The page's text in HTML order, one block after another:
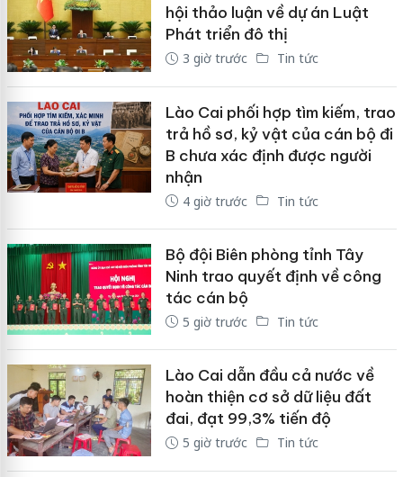
hội thảo luận về dự án Luật
Phát triển đô thị
3 giờ trước Tin tức
Lào Cai phối hợp tìm kiếm, trao
trả hồ sơ, kỷ vật của cán bộ đi
B chưa xác định được người
nhận
4 giờ trước Tin tức
Bộ đội Biên phòng tỉnh Tây
Ninh trao quyết định về công
tác cán bộ
5 giờ trước Tin tức
Lào Cai dẫn đầu cả nước về
hoàn thiện cơ sở dữ liệu đất
đai, đạt 99,3% tiến độ
5 giờ trước Tin tức